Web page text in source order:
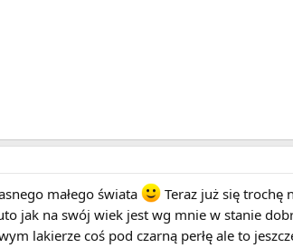
małego świata
Teraz już się trochę
jak na swój wiek jest wg mnie w stanie
lakierze coś pod czarną perłę ale to